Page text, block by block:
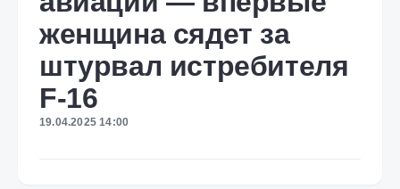
женщина сядет за
штурвал истребителя
F-16
19.04.2025 14:00